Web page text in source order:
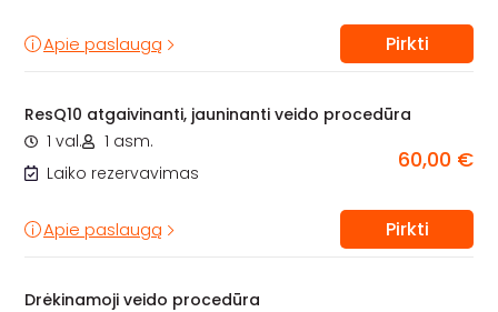
Apie paslaugą Pirkti
ResQ10 atgaivinanti, jauninanti veido procedūra
1 val.
1 asm.
Laiko rezervavimas
60,00 €
Apie paslaugą Pirkti
Drėkinamoji veido procedūra